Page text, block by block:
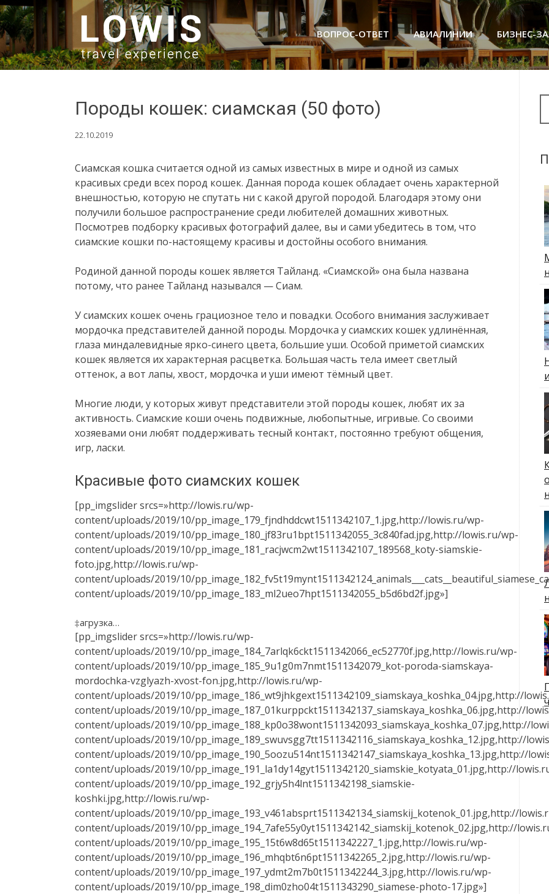
SKIP TO CONTENT БИЗНЕС-
АВИАЛИНИИ
ВОПРОС-ОТВЕТ
Породы кошек: сиамская (50 фото)
22.10.2019
Сиамская кошка считается одной из самых известных в мире и одной из самых
красивых среди всех пород кошек. Данная порода кошек обладает очень характерной
внешностью, которую не спутать ни с какой другой породой. Благодаря этому они
получили большое распространение среди любителей домашних животных.
Посмотрев подборку красивых фотографий далее, вы и сами убедитесь в том, что
сиамские кошки по-настоящему красивы и достойны особого внимания.
Родиной данной породы кошек является Тайланд. «Сиамской» она была названа
потому, что ранее Тайланд назывался — Сиам.
У сиамских кошек очень грациозное тело и повадки. Особого внимания заслуживает
мордочка представителей данной породы. Мордочка у сиамских кошек удлинённая,
глаза миндалевидные ярко-синего цвета, большие уши. Особой приметой сиамских
кошек является их характерная расцветка. Большая часть тела имеет светлый
оттенок, а вот лапы, хвост, мордочка и уши имеют тёмный цвет.
Многие люди, у которых живут представители этой породы кошек, любят их за
активность. Сиамские коши очень подвижные, любопытные, игривые. Со своими
хозяевами они любят поддерживать тесный контакт, постоянно требуют общения,
игр, ласки.
Красивые фото сиамских кошек
[pp_imgslider srcs=»http://lowis.ru/wp-
content/uploads/2019/10/pp_image_179_fjndhddcwt1511342107_1.jpg,http://lowis.ru/wp-
content/uploads/2019/10/pp_image_180_jf83ru1bpt1511342055_3c840fad.jpg,http://lowis.ru/wp-
content/uploads/2019/10/pp_image_181_racjwcm2wt1511342107_189568_koty-siamskie-
foto.jpg,http://lowis.ru/wp-
content/uploads/2019/10/
content/uploads/2019/10/pp_image_183_ml2ueo7hpt1511342055_b5d6bd2f.jpg»]
‡агрузка…
[pp_imgslider srcs=»http://lowis.ru/wp-
content/uploads/2019/10/pp_image_184_7arlqk6ckt1511342066_ec52770f.jpg,http://lowis.ru/wp-
content/uploads/2019/10/pp_image_185_9u1g0m7nmt1511342079_kot-poroda-siamskaya-
mordochka-vzglyazh-xvost-fon.jpg,http://lowis.ru/wp-
content/uploads/2019/10/pp_image_186_wt9jhkgext1511342109_siamskaya_koshka_04.jpg,http://
content/uploads/2019/10/pp_image_187_01kurppckt1511342137_siamskaya_koshka_06.jpg,http://
content/uploads/2019/10/pp_image_188_kp0o38wont1511342093_siamskaya_koshka_07.jpg,http://
content/uploads/2019/10/pp_image_189_swuvsgg7tt1511342116_siamskaya_koshka_12.jpg,http://
content/uploads/2019/10/pp_image_190_5oozu514nt1511342147_siamskaya_koshka_13.jpg,http://
content/uploads/2019/10/pp_image_191_la1dy14gyt1511342120_siamskie_kotyata_01.jpg,http://
content/uploads/2019/10/pp_image_192_grjy5h4lnt1511342198_siamskie-
koshki.jpg,http://lowis.ru/wp-
content/uploads/2019/10/pp_image_193_v461absprt1511342134_siamskij_kotenok_01.jpg,http://
content/uploads/2019/10/pp_image_194_7afe55y0yt1511342142_siamskij_kotenok_02.jpg,http://
content/uploads/2019/10/pp_image_195_15t6w8d65t1511342227_1.jpg,http://lowis.ru/wp-
content/uploads/2019/10/pp_image_196_mhqbt6n6pt1511342265_2.jpg,http://lowis.ru/wp-
content/uploads/2019/10/pp_image_197_ydmt2m7b0t1511342244_3.jpg,http://lowis.ru/wp-
content/uploads/2019/10/pp_image_198_dim0zho04t1511343290_siamese-photo-17.jpg»]